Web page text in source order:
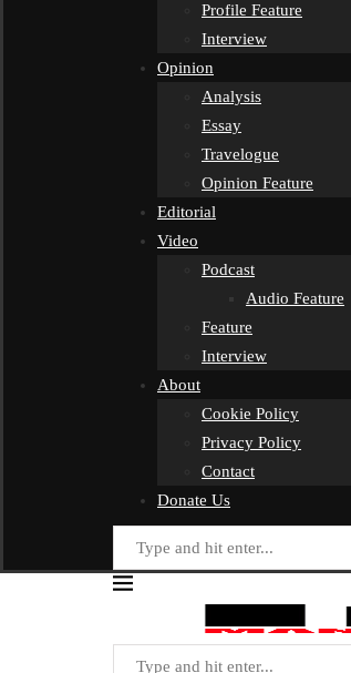
Profile Feature
Interview
Opinion
Analysis
Essay
Travelogue
Opinion Feature
Editorial
Video
Podcast
Audio Feature
Feature
Interview
About
Cookie Policy
Privacy Policy
Contact
Donate Us